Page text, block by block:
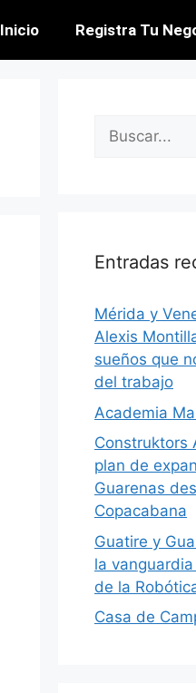
Inicio Registra Tu
Entradas
​Mérida y
Alexis
sueños que
del trabajo
Academia
Construktors
plan de
Guarenas
Copacabana
Guatire y
la
de la
Casa de